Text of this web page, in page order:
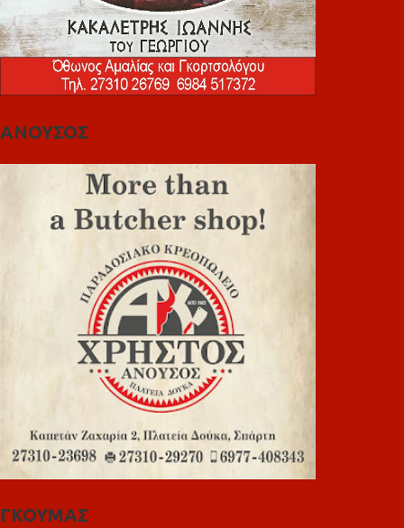
ΑΝΟΥΣΟΣ
ΓΚΟΥΜΑΣ